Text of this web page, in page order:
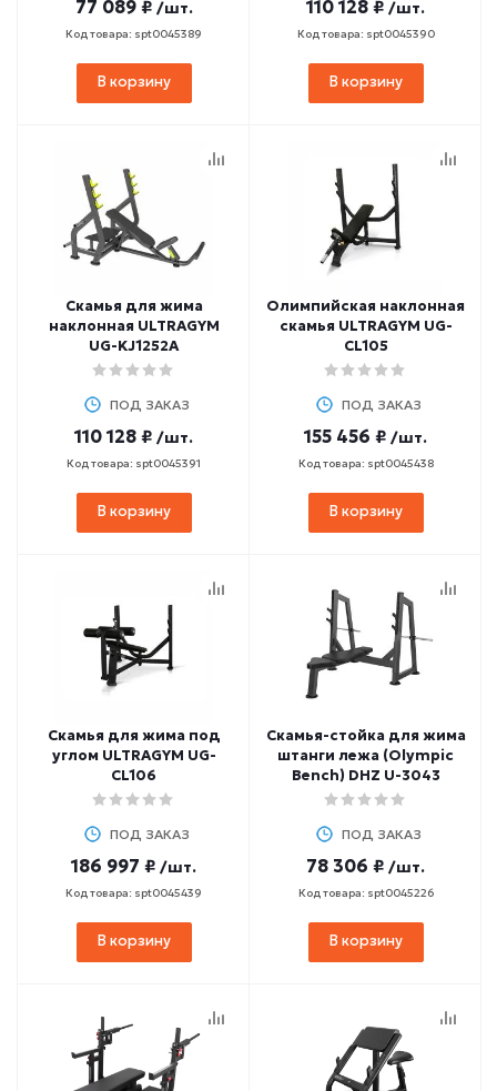
77 089 ₽ /шт.
Код товара: spt0045389
В корзину
110 128 ₽ /шт.
Код товара: spt0045390
В корзину
Скамья для жима
наклонная ULTRAGYM
UG-KJ1252А
ПОД ЗАКАЗ
110 128 ₽ /шт.
Код товара: spt0045391
В корзину
Олимпийская наклонная
скамья ULTRAGYM UG-
CL105
ПОД ЗАКАЗ
155 456 ₽ /шт.
Код товара: spt0045438
В корзину
Скамья для жима под
углом ULTRAGYM UG-
CL106
ПОД ЗАКАЗ
186 997 ₽ /шт.
Код товара: spt0045439
В корзину
Скамья-стойка для жима
штанги лежа (Olympic
Bench) DHZ U-3043
ПОД ЗАКАЗ
78 306 ₽ /шт.
Код товара: spt0045226
В корзину